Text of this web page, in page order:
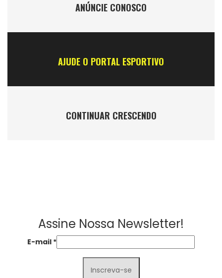
ANÚNCIE CONOSCO
AJUDE O PORTAL ESPORTIVO
CONTINUAR CRESCENDO
Assine Nossa Newsletter!
E-mail *